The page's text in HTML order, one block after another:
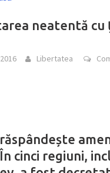
neatentă cu
Libertatea
cinci regiuni,